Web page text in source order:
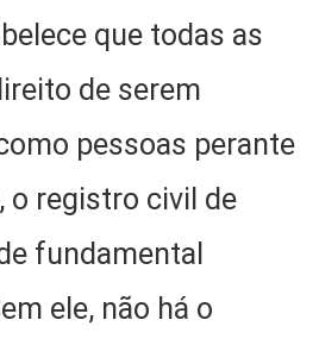
que todas as
de serem
pessoas perante
o registro civil de
fundamental
ele, não há o